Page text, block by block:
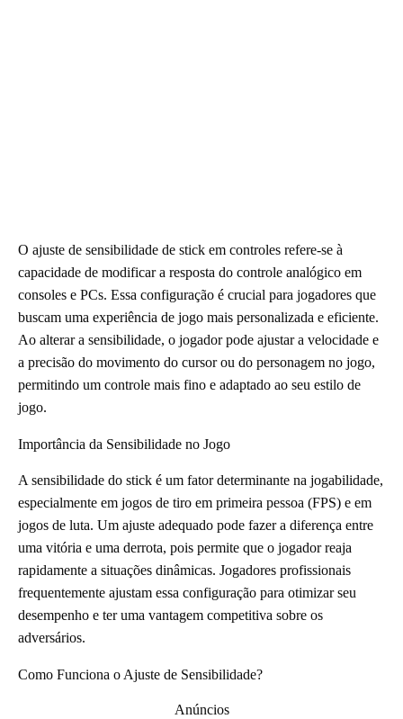
O ajuste de sensibilidade de stick em controles refere-se à
capacidade de modificar a resposta do controle analógico em
consoles e PCs. Essa configuração é crucial para jogadores que
buscam uma experiência de jogo mais personalizada e eficiente.
Ao alterar a sensibilidade, o jogador pode ajustar a velocidade e
a precisão do movimento do cursor ou do personagem no jogo,
permitindo um controle mais fino e adaptado ao seu estilo de
jogo.
Importância da Sensibilidade no Jogo
A sensibilidade do stick é um fator determinante na jogabilidade,
especialmente em jogos de tiro em primeira pessoa (FPS) e em
jogos de luta. Um ajuste adequado pode fazer a diferença entre
uma vitória e uma derrota, pois permite que o jogador reaja
rapidamente a situações dinâmicas. Jogadores profissionais
frequentemente ajustam essa configuração para otimizar seu
desempenho e ter uma vantagem competitiva sobre os
adversários.
Como Funciona o Ajuste de Sensibilidade?
Anúncios